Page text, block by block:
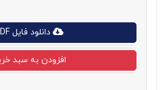
دانلود فایل PDF
افزودن به سبد